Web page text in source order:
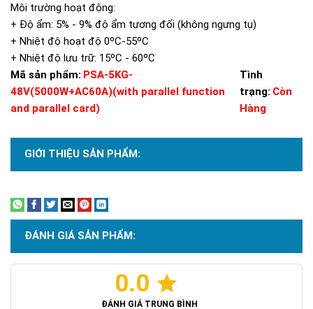
Môi trường hoạt động:
+ Độ ẩm: 5% - 9% độ ẩm tương đối (không ngưng tụ)
+ Nhiệt độ hoạt độ 0ºC-55ºC
+ Nhiệt độ lưu trữ: 15ºC - 60ºC
Mã sản phẩm: PSA-5KG-
48V(5000W+AC60A)(with parallel function
and parallel card)
Tình
trạng: Còn
Hàng
GIỚI THIỆU SẢN PHẨM:Xem thêm
ĐÁNH GIÁ SẢN PHẨM:
0.0
ĐÁNH GIÁ TRUNG BÌNH